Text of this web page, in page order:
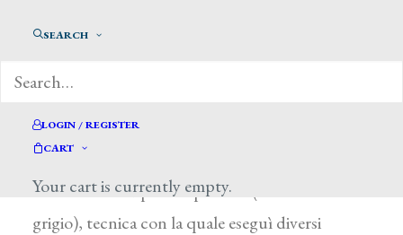
SEARCH
LOGIN / REGISTER
CART
Your cart is currently empty.
Milano 1873 – 1939
1900 esordì all’Esposizione braidense (Ortaglia)
e l’anno seguente presentò alla Biennale
veneziana un dipinto a pastello (Tramonto
grigio), tecnica con la quale eseguì diversi